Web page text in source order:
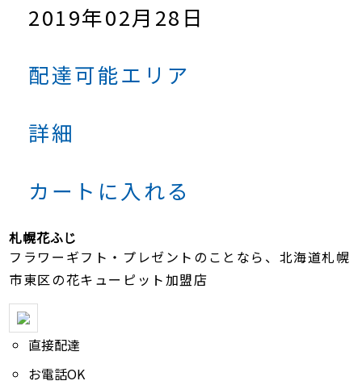
2019年02月28日
配達可能エリア
詳細
カートに入れる
札幌花ふじ
フラワーギフト・プレゼントのことなら、北海道札幌
市東区の花キューピット加盟店
直接配達
お電話OK